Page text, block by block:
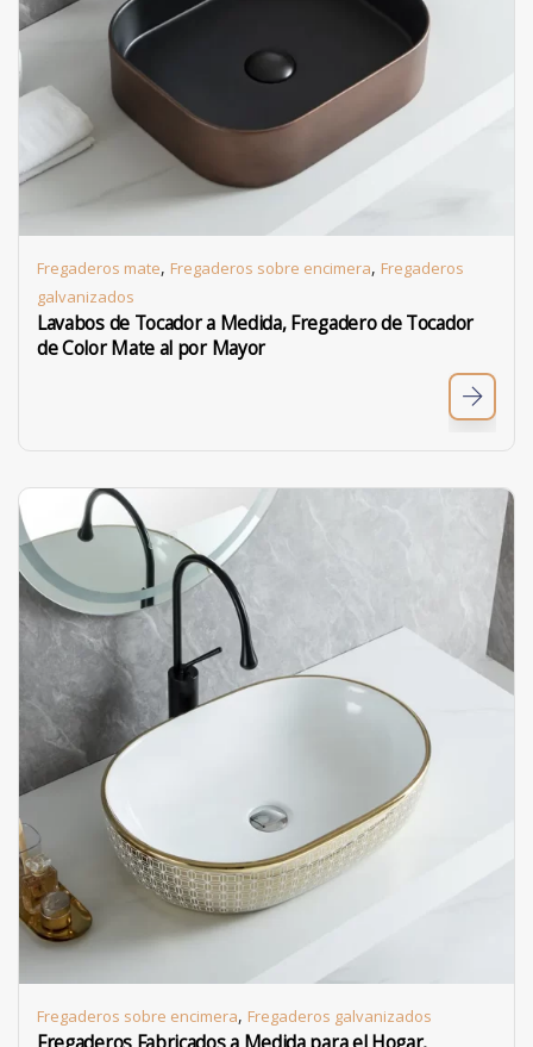
Fregaderos mate, Fregaderos sobre encimera, Fregaderos
galvanizados
Lavabos de Tocador a Medida, Fregadero de Tocador
de Color Mate al por Mayor
Fregaderos sobre encimera, Fregaderos galvanizados